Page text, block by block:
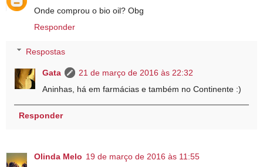
Onde comprou o bio oil? Obg
Responder
Respostas
Gata
21 de março de 2016 às 22:32
Aninhas, há em farmácias e também no Continente :)
Responder
Olinda Melo 19 de março de 2016 às 11:55